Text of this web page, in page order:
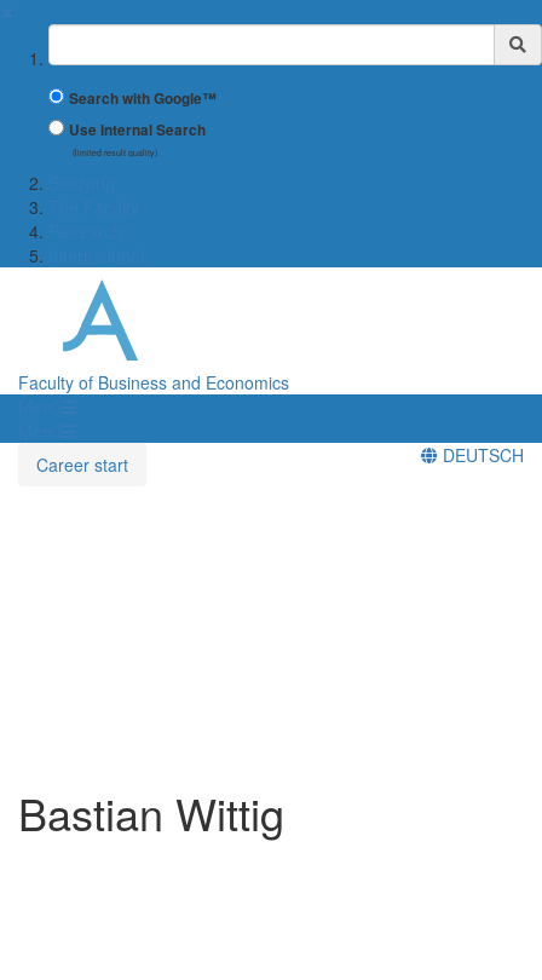
Suchbegriff
Search with Google™
Use Internal Search
(limited result quality)
Faculty of Business and Economics
Career start
DEUTSCH
Bastian Wittig